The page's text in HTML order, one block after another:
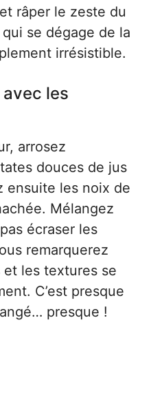
râper le zeste du
se dégage de la
irrésistible.
les
arrosez
douces de jus
ensuite les noix de
Mélangez
écraser les
remarquerez
les textures se
C’est presque
presque !